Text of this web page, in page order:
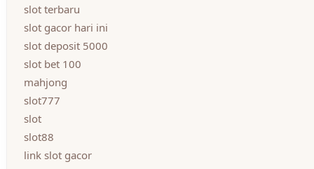
slot terbaru
slot gacor hari ini
slot deposit 5000
slot bet 100
mahjong
slot777
slot
slot88
link slot gacor